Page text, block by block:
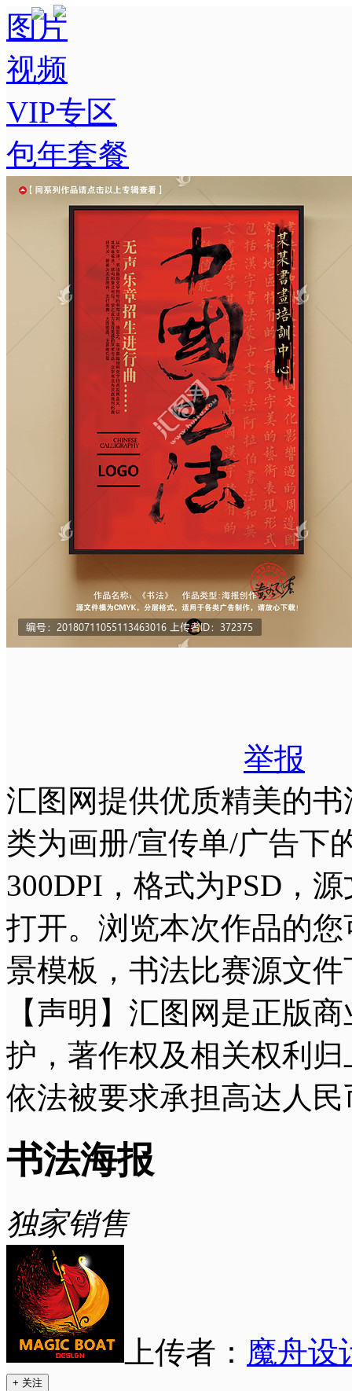
图片
视频
VIP专区
包年套餐
举报
汇图网提供优质精美的
类为画册/宣传单/广告下
300DPI，格式为PSD，
打开。浏览本次作品的
景模板，书法比赛源文
【声明】汇图网是正版
护，著作权及相关权利
依法被要求承担高达人
书法海报
独家销售
上传者： 魔舟设
+ 关注